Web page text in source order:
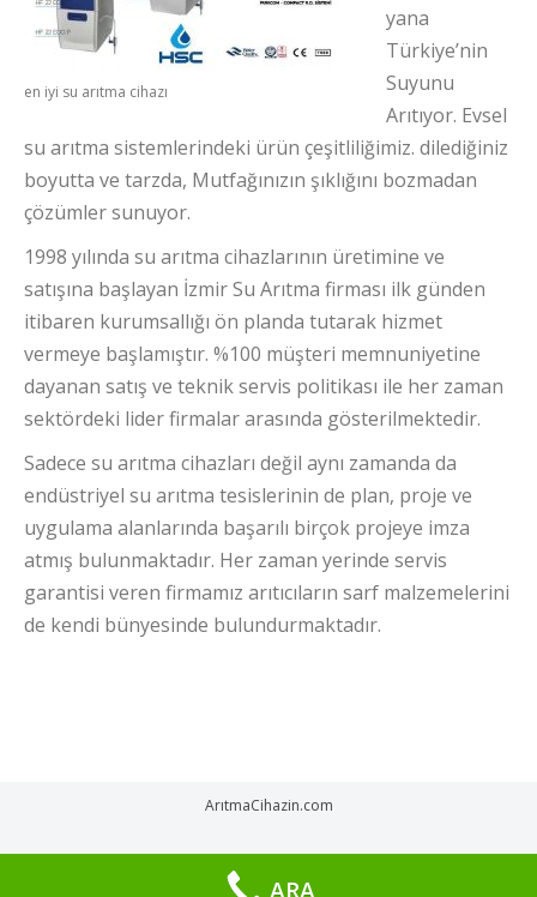
en iyi su arıtma cihazı
yana
Türkiye’nin
Suyunu
Arıtıyor. Evsel
su arıtma sistemlerindeki ürün çeşitliliğimiz. dilediğiniz
boyutta ve tarzda, Mutfağınızın şıklığını bozmadan
çözümler sunuyor.
1998 yılında su arıtma cihazlarının üretimine ve
satışına başlayan İzmir Su Arıtma firması ilk günden
itibaren kurumsallığı ön planda tutarak hizmet
vermeye başlamıştır. %100 müşteri memnuniyetine
dayanan satış ve teknik servis politikası ile her zaman
sektördeki lider firmalar arasında gösterilmektedir.
Sadece su arıtma cihazları değil aynı zamanda da
endüstriyel su arıtma tesislerinin de plan, proje ve
uygulama alanlarında başarılı birçok projeye imza
atmış bulunmaktadır. Her zaman yerinde servis
garantisi veren firmamız arıtıcıların sarf malzemelerini
de kendi bünyesinde bulundurmaktadır.
ArıtmaCihazin.com
ARA